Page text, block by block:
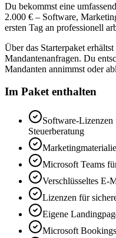
Du bekommst eine
2.000 € – Software,
ersten Tag an professionell
Über das Starterpaket
Mandantenanfragen. Du
Mandanten annimmst oder
Im Paket enthalten
Software-
Steuerberatung
Microsoft Teams
Verschlüsseltes E-
Lizenzen für
Eigene
Microsoft